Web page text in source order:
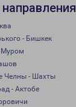
- Бишкек
Муром
Челны - Шахты
- Актобе